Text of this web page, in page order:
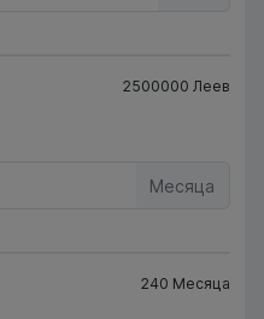
2500000 Леев
Месяца
240 Месяца